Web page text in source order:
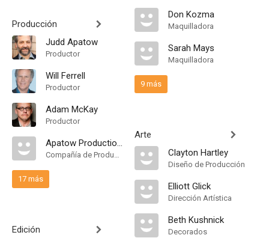
Producción
Judd Apatow
Productor
Will Ferrell
Productor
Adam McKay
Productor
Apatow Productions
Compañía de Produccion
17 más
Edición
Don Kozma
Maquilladora
Sarah Mays
Maquilladora
9 más
Arte
Clayton Hartley
Diseño de Producción
Elliott Glick
Dirección Artística
Beth Kushnick
Decorados